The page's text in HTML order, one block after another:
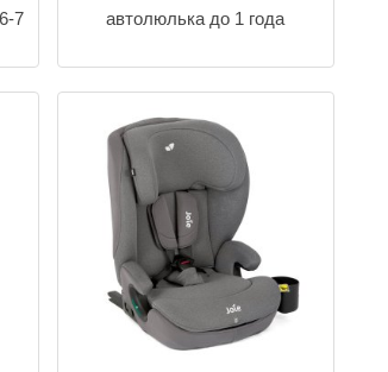
7
автолюлька до 1 года